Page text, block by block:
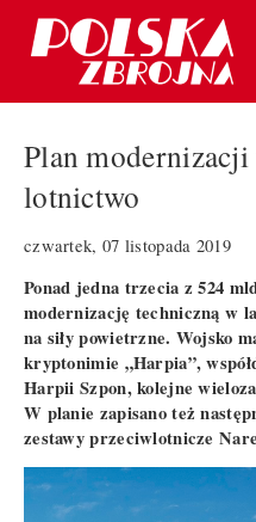
Plan
lotnictwo
czwartek, 07 listopada 2019
Ponad jedna trzecia z 524
modernizację techniczną w
na siły powietrzne. Wojsko
kryptonimie „Harpia”,
Harpii Szpon, kolejne
W planie zapisano też
zestawy przeciwlotnicze